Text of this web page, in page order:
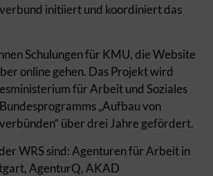
initiiert und koordiniert das
Schulungen für KMU, die Website
online gehen. Das Projekt wird
für Arbeit und Soziales
„Aufbau von
über drei Jahre gefördert.
WRS sind: Agenturen für Arbeit in
AgenturQ, AKAD